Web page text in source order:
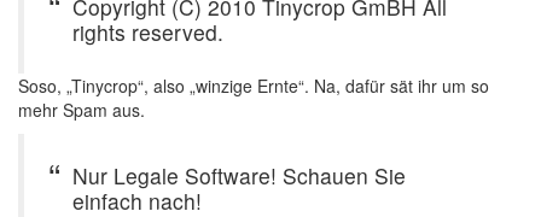
Copyright (C) 2010 Tinycrop GmBH All
rights reserved.
Soso, „Tinycrop“, also „winzige Ernte“. Na, dafür sät ihr um so
mehr Spam aus.
Nur Legale Software! Schauen Sie
einfach nach!